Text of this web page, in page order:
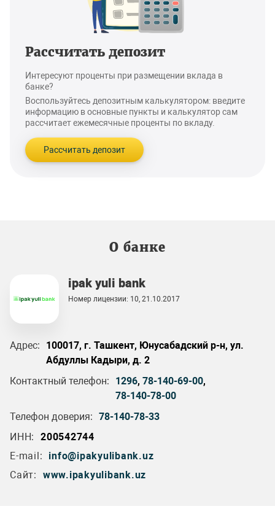
Рассчитать депозит
Интересуют проценты при размещении вклада в
банке?
Воспользуйтесь депозитным калькулятором: введите
информацию в основные пункты и калькулятор сам
рассчитает ежемесячные проценты по вкладу.
Рассчитать депозит
О банке
ipak yuli bank
Номер лицензии: 10, 21.10.2017
Адрес:
100017, г. Ташкент, Юнусабадский р-н, ул.
Абдуллы Кадыри, д. 2
Контактный телефон:
1296, 78-140-69-00,
78-140-78-00
Телефон доверия: 78-140-78-33
ИНН:
200542744
E-mail:
info@ipakyulibank.uz
Сайт:
www.ipakyulibank.uz